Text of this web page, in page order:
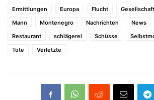
Ermittlungen
Europa Flucht Gesellschaft
Mann
Montenegro Nachrichten News
Restaurant
schlägerei Schüsse
Tote
Verletzte